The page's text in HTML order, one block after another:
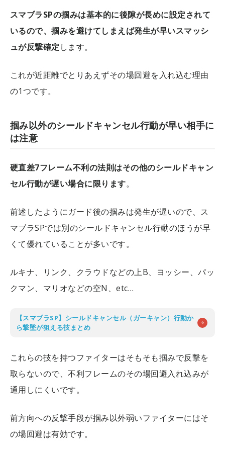
スマブラSPの掴みは基本的に後隙が長めに設定されて
いるので、掴みを避けてしまえば発生が早いスマッシ
ュが反撃確定 します。
これが近距離でとりあえずその場回避を入れ込む理由
の1つです。
掴み以外のシールドキャンセル行動が早い相手に
は注意
硬直差7フレーム不利の法則はその他のシールドキャン
セル行動が遅い場合に限ります。
前述したようにガード後の掴みは発生が遅いので、ス
マブラSPでは別のシールドキャンセル行動のほうが早
くて優れていることが多いです。
ルキナ、リンク、クラウドなどの上B、ヨッシー、パッ
クマン、マリオなどの空N、etc…
【スマブラSP】シールドキャンセル（ガーキャン）行動か
ら撃墜が狙える技まとめ
これらの技を持つファイターはそもそも掴みで反撃を
取らないので、不利フレームのその場回避入れ込みが
通用しにくいです。
前方向への反撃手段が掴み以外弱いファイターにはそ
の場回避は有効です。